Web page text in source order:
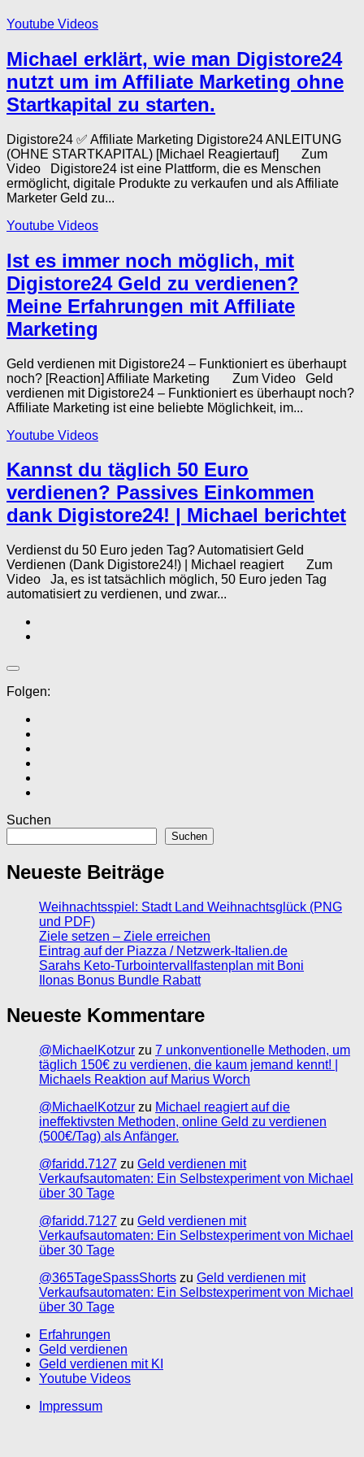
Youtube Videos
Michael erklärt, wie man Digistore24
nutzt um im Affiliate Marketing ohne
Startkapital zu starten.
Digistore24 ✅ Affiliate Marketing Digistore24 ANLEITUNG
(OHNE STARTKAPITAL) [Michael Reagiertauf] Zum
Video Digistore24 ist eine Plattform, die es Menschen
ermöglicht, digitale Produkte zu verkaufen und als Affiliate
Marketer Geld zu...
Youtube Videos
Ist es immer noch möglich, mit
Digistore24 Geld zu verdienen?
Meine Erfahrungen mit Affiliate
Marketing
Geld verdienen mit Digistore24 – Funktioniert es überhaupt
noch? [Reaction] Affiliate Marketing Zum Video Geld
verdienen mit Digistore24 – Funktioniert es überhaupt noch?
Affiliate Marketing ist eine beliebte Möglichkeit, im...
Youtube Videos
Kannst du täglich 50 Euro
verdienen? Passives Einkommen
dank Digistore24! | Michael berichtet
Verdienst du 50 Euro jeden Tag? Automatisiert Geld
Verdienen (Dank Digistore24!) | Michael reagiert Zum
Video Ja, es ist tatsächlich möglich, 50 Euro jeden Tag
automatisiert zu verdienen, und zwar...
Folgen:
Suchen
Suchen
Neueste Beiträge
Weihnachtsspiel: Stadt Land Weihnachtsglück (PNG
und PDF)
Ziele setzen – Ziele erreichen
Eintrag auf der Piazza / Netzwerk-Italien.de
Sarahs Keto-Turbointervallfastenplan mit Boni
Ilonas Bonus Bundle Rabatt
Neueste Kommentare
@MichaelKotzur zu 7 unkonventionelle Methoden, um
täglich 150€ zu verdienen, die kaum jemand kennt! |
Michaels Reaktion auf Marius Worch
@MichaelKotzur zu Michael reagiert auf die
ineffektivsten Methoden, online Geld zu verdienen
(500€/Tag) als Anfänger.
@faridd.7127 zu Geld verdienen mit
Verkaufsautomaten: Ein Selbstexperiment von Michael
über 30 Tage
@faridd.7127 zu Geld verdienen mit
Verkaufsautomaten: Ein Selbstexperiment von Michael
über 30 Tage
@365TageSpassShorts zu Geld verdienen mit
Verkaufsautomaten: Ein Selbstexperiment von Michael
über 30 Tage
Erfahrungen
Geld verdienen
Geld verdienen mit KI
Youtube Videos
Impressum